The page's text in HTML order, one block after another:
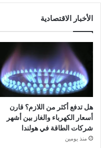
الأخبار الاقتصادية
هل تدفع أكثر من اللازم؟ قارن
أسعار الكهرباء والغاز بين أشهر
شركات الطاقة في هولندا
منذ يومين